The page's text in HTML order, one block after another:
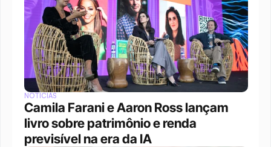
NOTÍCIAS
Camila Farani e Aaron Ross lançam
livro sobre patrimônio e renda
previsível na era da IA